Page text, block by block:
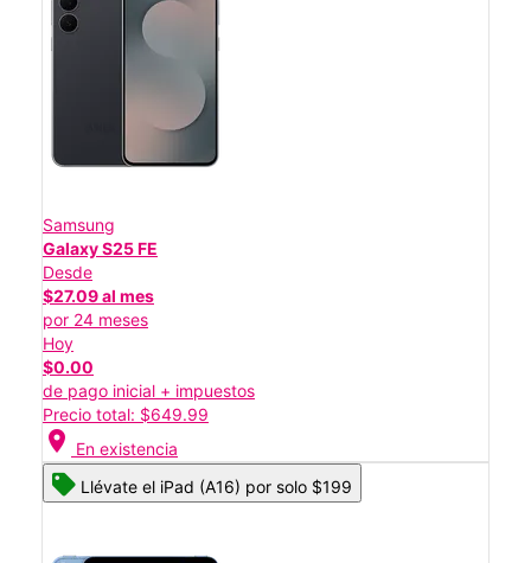
Samsung
Galaxy S25 FE
Desde
$27.09 al mes
por 24 meses
Hoy
$0.00
de pago inicial + impuestos
Precio total: $649.99
location_on En existencia
Llévate el iPad (A16) por solo $199